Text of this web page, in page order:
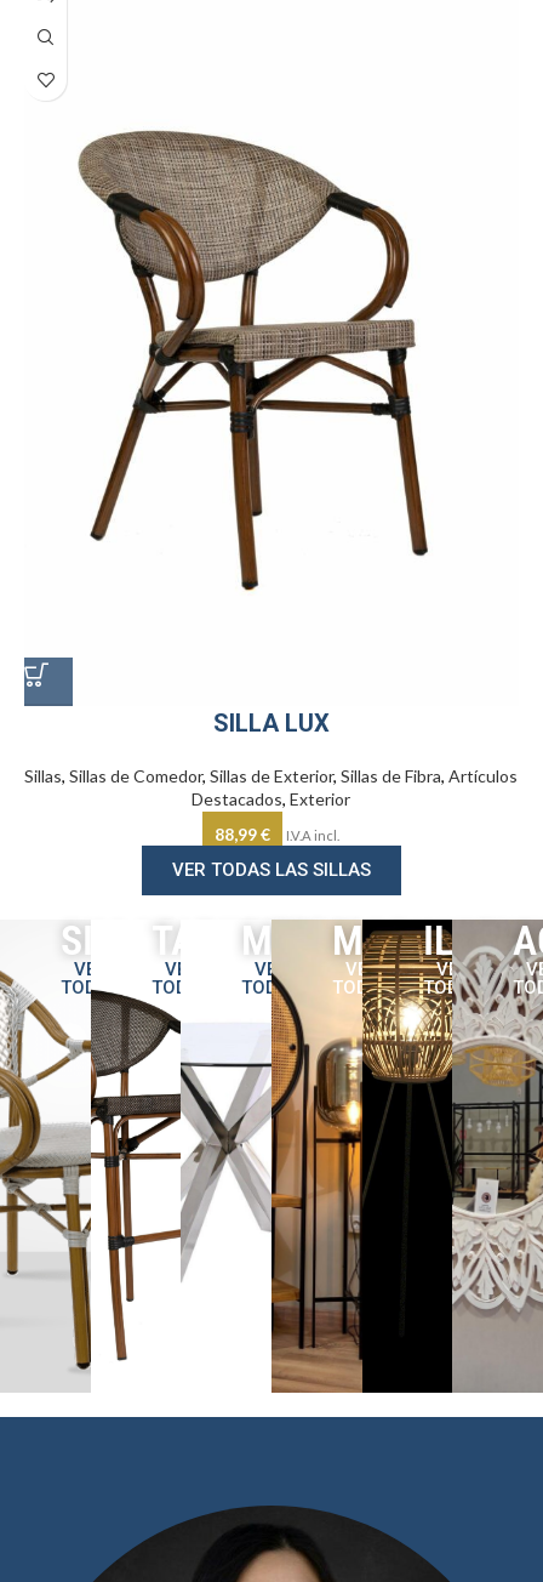
SILLA LUX
Sillas,Sillas de Comedor,Sillas de Exterior,Sillas de Fibra,Artículos
Destacados,Exterior
88,99€ I.V.A incl.
VER TODAS LAS SILLAS
SILLAS
VER
TODAS
TABURETES
VER
TODOS
MESAS
VER
TODAS
MOBILIARIO
VER
TODOS
VER
TODOS